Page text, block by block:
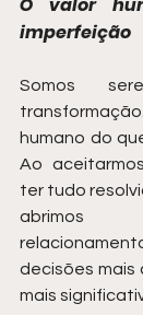
imperfeição
Somos
humano do
Ao
ter tudo
abrimos
decisões mais
mais